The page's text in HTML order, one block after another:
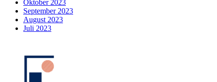
Oktober 2023
September 2023
August 2023
Juli 2023